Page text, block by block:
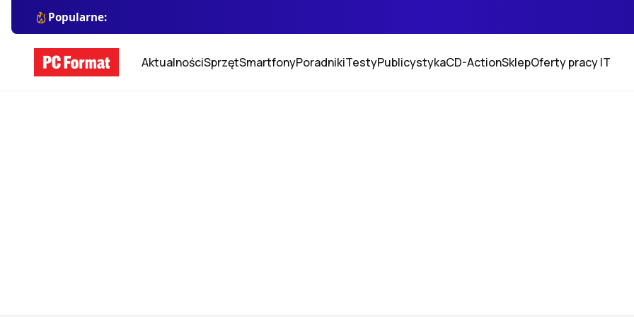
Popularne:
AktualnościSprzętSmartfonyPoradnikiTestyPublicystykaCD-ActionSklepOferty pracy IT